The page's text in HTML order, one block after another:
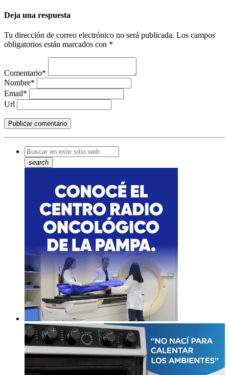
Deja una respuesta
Tu dirección de correo electrónico no será publicada. Los campos
obligatorios están marcados con *
Comentario*
Nombre*
Email*
Url
search